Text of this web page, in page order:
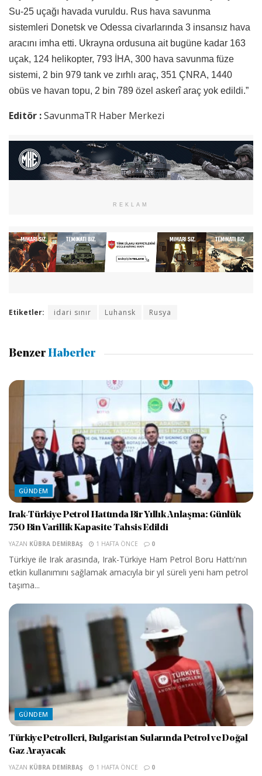
Su-25 uçağı havada vuruldu. Rus hava savunma
sistemleri Donetsk ve Odessa civarlarında 3 insansız hava
aracını imha etti. Ukrayna ordusuna ait bugüne kadar 163
uçak, 124 helikopter, 793 İHA, 300 hava savunma füze
sistemi, 2 bin 979 tank ve zırhlı araç, 351 ÇNRA, 1440
obüs ve havan topu, 2 bin 789 özel askerî araç yok edildi.”
Editör :SavunmaTR Haber Merkezi
REKLAM
Etiketler: idari sınır Luhansk Rusya
Benzer Haberler
GÜNDEM
Irak-Türkiye Petrol Hattında Bir Yıllık Anlaşma: Günlük
750 Bin Varillik Kapasite Tahsis Edildi
YAZAN KÜBRA DEMIRBAŞ 1 HAFTA ÖNCE 0
Türkiye ile Irak arasında, Irak-Türkiye Ham Petrol Boru Hattı'nın
etkin kullanımını sağlamak amacıyla bir yıl süreli yeni ham petrol
taşıma...
GÜNDEM
Türkiye Petrolleri, Bulgaristan Sularında Petrol ve Doğal
Gaz Arayacak
YAZAN KÜBRA DEMIRBAŞ 1 HAFTA ÖNCE 0